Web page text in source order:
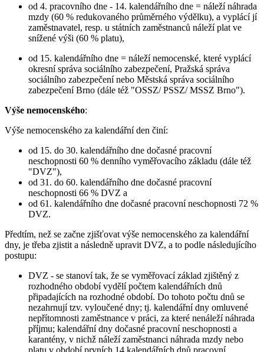
od 4. pracovního dne - 14. kalendářního dne = náleží náhrada
mzdy (60 % redukovaného průměrného výdělku), a vyplácí jí
zaměstnavatel, resp. u státních zaměstnanců náleží plat ve
snížené výši (60 % platu),
od 15. kalendářního dne = náleží nemocenské, které vyplácí
okresní správa sociálního zabezpečení, Pražská správa
sociálního zabezpečení nebo Městská správa sociálního
zabezpečení Brno (dále též "OSSZ/ PSSZ/ MSSZ Brno").
Výše nemocenského:
Výše nemocenského za kalendářní den činí:
od 15. do 30. kalendářního dne dočasné pracovní
neschopnosti 60 % denního vyměřovacího základu (dále též
"DVZ"),
od 31. do 60. kalendářního dne dočasné pracovní
neschopnosti 66 % DVZ a
od 61. kalendářního dne dočasné pracovní neschopnosti 72 %
DVZ.
Předtím, než se začne zjišťovat výše nemocenského za kalendářní
dny, je třeba zjistit a následně upravit DVZ, a to podle následujícího
postupu:
DVZ - se stanoví tak, že se vyměřovací základ zjištěný z
rozhodného období vydělí počtem kalendářních dnů
připadajících na rozhodné období. Do tohoto počtu dnů se
nezahrnují tzv. vyloučené dny; tj. kalendářní dny omluvené
nepřítomnosti zaměstnance v práci, za které nenáleží náhrada
příjmu; kalendářní dny dočasné pracovní neschopnosti a
karantény, v nichž náleží zaměstnanci náhrada mzdy nebo
platu v období prvních 14 kalendářních dnů pracovní